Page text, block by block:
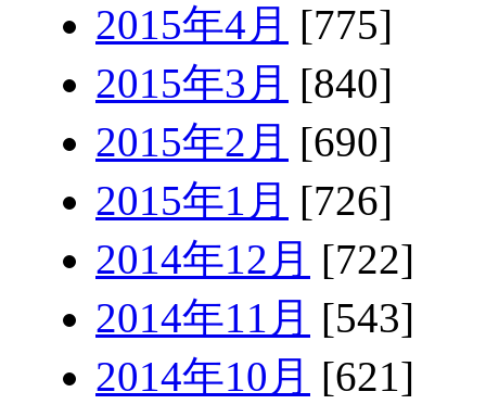
2015年4月 [775]
2015年3月 [840]
2015年2月 [690]
2015年1月 [726]
2014年12月 [722]
2014年11月 [543]
2014年10月 [621]